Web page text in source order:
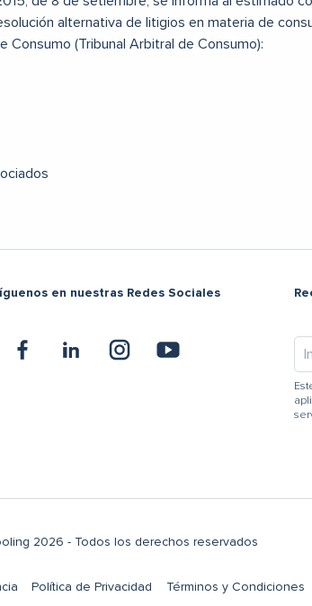
alternativa de litigios en materia de
(Tribunal Arbitral de Consumo):
en nuestras Redes Sociales
2026 - Todos los derechos reservados
Política de Privacidad Términos y Condiciones